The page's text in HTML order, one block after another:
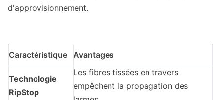
d'approvisionnement.
Caractéristique Avantages
Technologie
RipStop
Les fibres tissées en travers
empêchent la propagation des